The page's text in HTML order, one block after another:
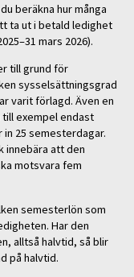
beräkna hur många
ta ut i betald ledighet
mars 2026).
till grund för
sysselsättningsgrad
varit förlagd. Även en
exempel endast
25 semesterdagar.
innebära att den
motsvara fem
semesterlön som
Har den
alltså halvtid, så blir
på halvtid.